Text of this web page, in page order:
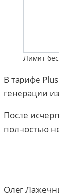
Лимит
В тарифе
генерации
После
полностью
Олег